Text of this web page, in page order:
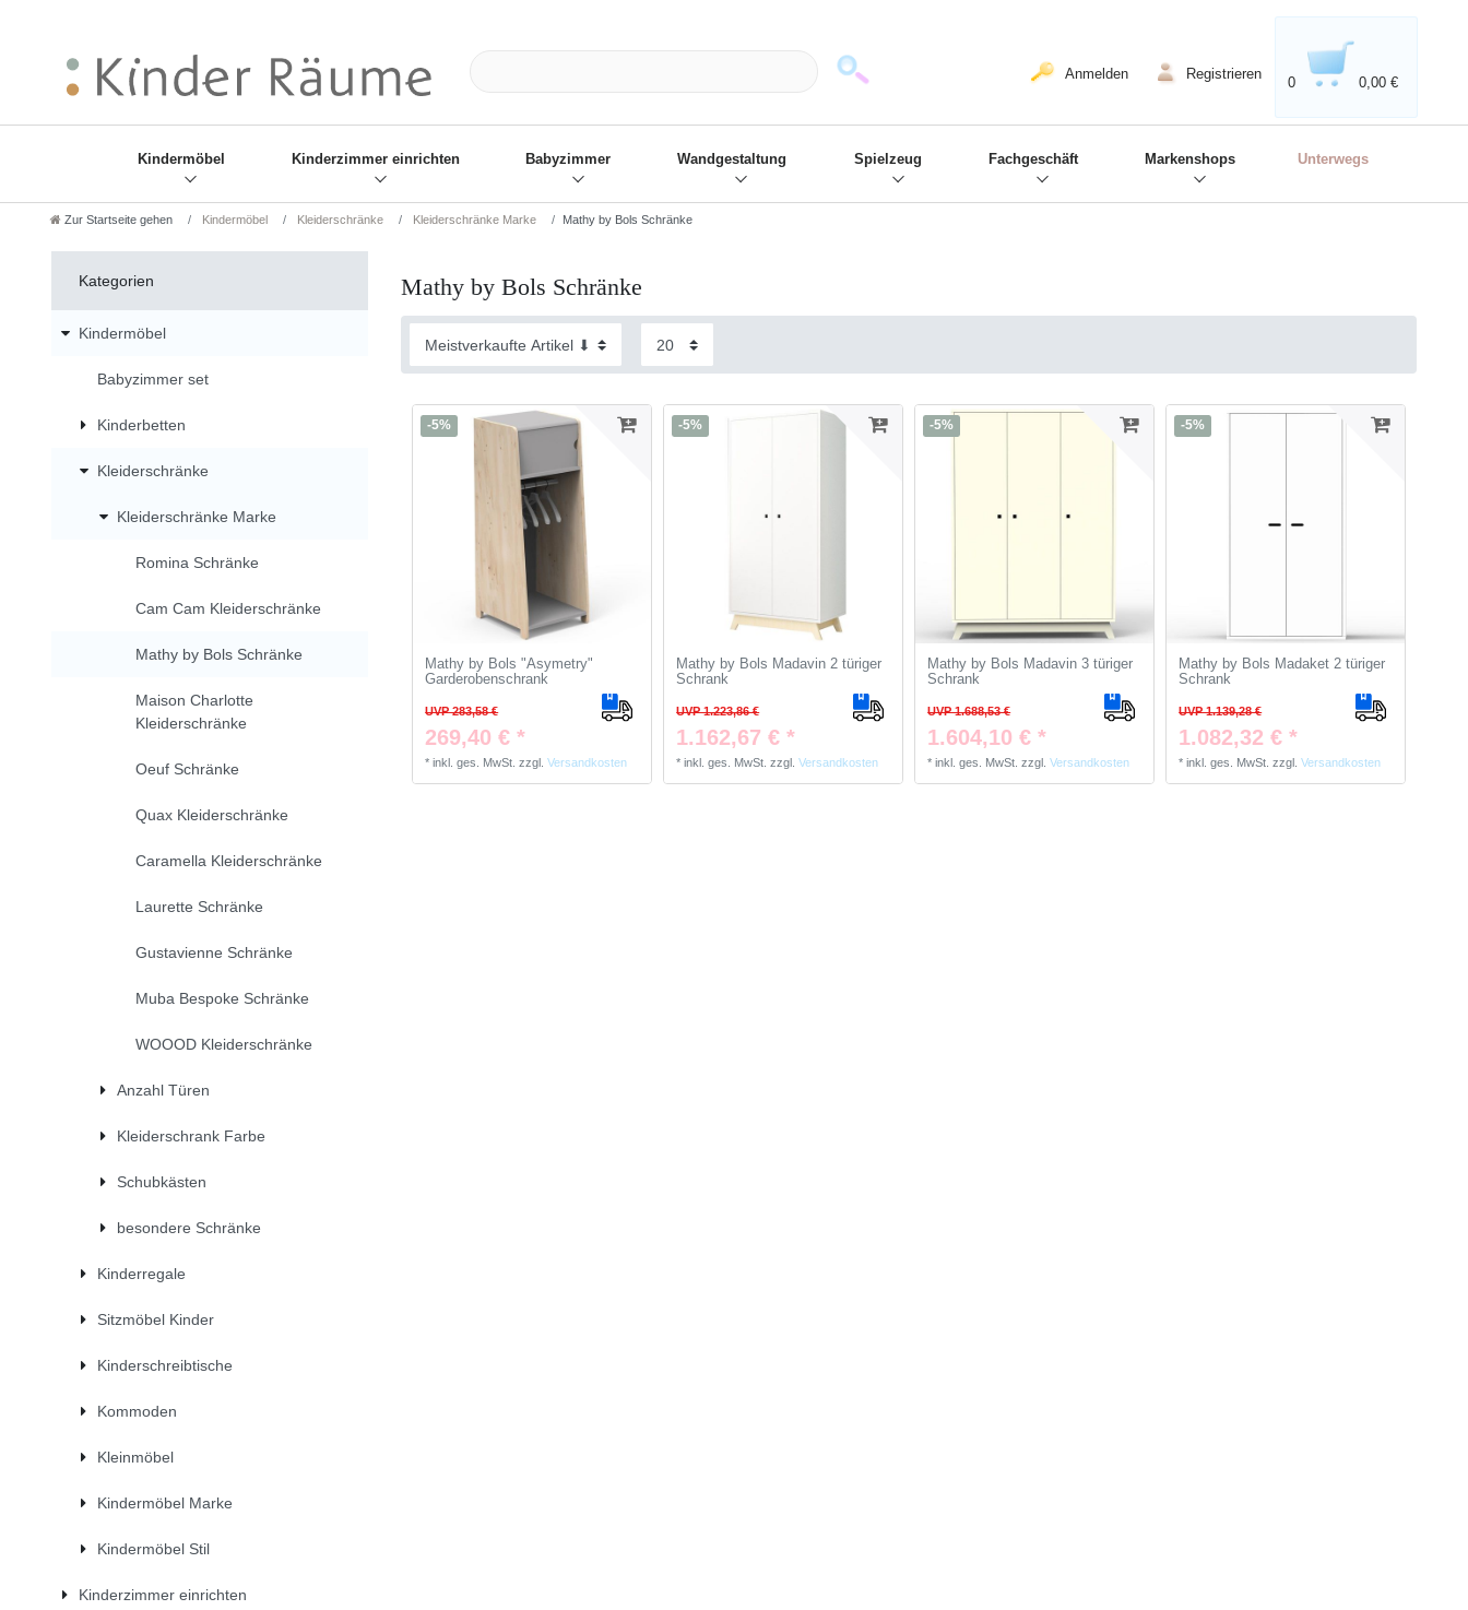
Anmelden Registrieren
0 0,00 €
Kindermöbel Kinderzimmer einrichten Babyzimmer Wandgestaltung Spielzeug Fachgeschäft Markenshops Unterwegs
Zur Startseite gehen Kindermöbel Kleiderschränke Kleiderschränke Marke Mathy by Bols Schränke
Kategorien
Kindermöbel
Babyzimmer set
Kinderbetten
Kleiderschränke
Kleiderschränke Marke
Romina Schränke
Cam Cam Kleiderschränke
Mathy by Bols Schränke
Maison Charlotte
Kleiderschränke
Oeuf Schränke
Quax Kleiderschränke
Caramella Kleiderschränke
Laurette Schränke
Gustavienne Schränke
Muba Bespoke Schränke
WOOOD Kleiderschränke
Anzahl Türen
Kleiderschrank Farbe
Schubkästen
besondere Schränke
Kinderregale
Sitzmöbel Kinder
Kinderschreibtische
Kommoden
Kleinmöbel
Kindermöbel Marke
Kindermöbel Stil
Kinderzimmer einrichten
Mathy by Bols Schränke
-5%
Mathy by Bols "Asymetry"
Garderobenschrank
UVP 283,58 €
269,40 € *
*inkl. ges. MwSt. zzgl.Versandkosten
-5%
Mathy by Bols Madavin 2 türiger
Schrank
UVP 1.223,86 €
1.162,67 € *
*inkl. ges. MwSt. zzgl.Versandkosten
-5%
Mathy by Bols Madavin 3 türiger
Schrank
UVP 1.688,53 €
1.604,10 € *
*inkl. ges. MwSt. zzgl.Versandkosten
-5%
Mathy by Bols Madaket 2 türiger
Schrank
UVP 1.139,28 €
1.082,32 € *
*inkl. ges. MwSt. zzgl.Versandkosten